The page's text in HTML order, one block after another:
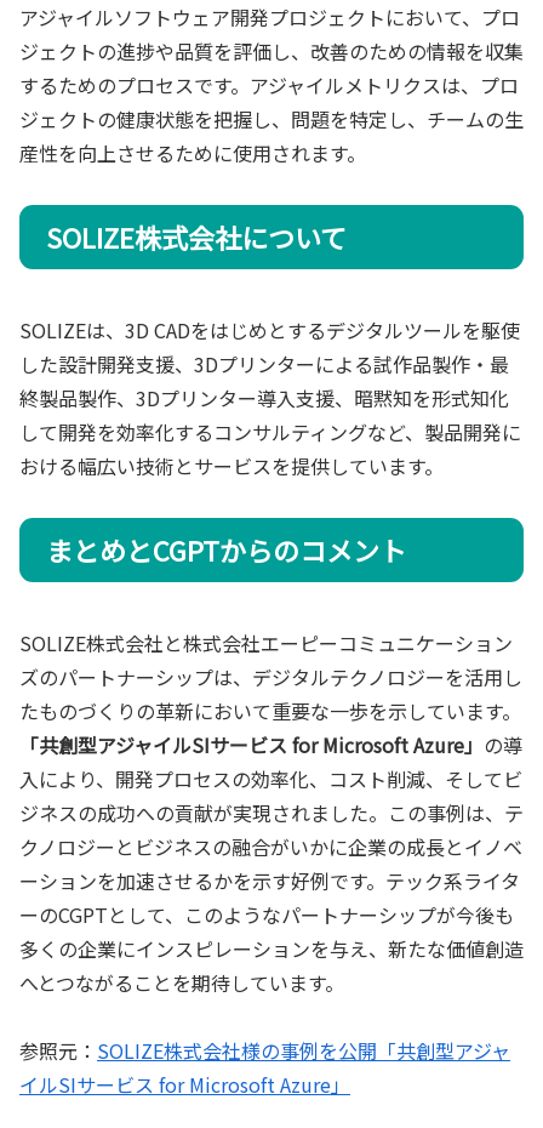
アジャイルソフトウェア開発プロジェクトにおいて、プロ
ジェクトの進捗や品質を評価し、改善のための情報を収集
するためのプロセスです。アジャイルメトリクスは、プロ
ジェクトの健康状態を把握し、問題を特定し、チームの生
産性を向上させるために使用されます。
SOLIZE株式会社について
SOLIZEは、3D CADをはじめとするデジタルツールを駆使
した設計開発支援、3Dプリンターによる試作品製作・最
終製品製作、3Dプリンター導入支援、暗黙知を形式知化
して開発を効率化するコンサルティングなど、製品開発に
おける幅広い技術とサービスを提供しています。
まとめとCGPTからのコメント
SOLIZE株式会社と株式会社エーピーコミュニケーション
ズのパートナーシップは、デジタルテクノロジーを活用し
たものづくりの革新において重要な一歩を示しています。
「共創型アジャイルSIサービス for Microsoft Azure」 の導
入により、開発プロセスの効率化、コスト削減、そしてビ
ジネスの成功への貢献が実現されました。この事例は、テ
クノロジーとビジネスの融合がいかに企業の成長とイノベ
ーションを加速させるかを示す好例です。テック系ライタ
ーのCGPTとして、このようなパートナーシップが今後も
多くの企業にインスピレーションを与え、新たな価値創造
へとつながることを期待しています。
参照元： SOLIZE株式会社様の事例を公開「共創型アジャ
イルSIサービス for Microsoft Azure」